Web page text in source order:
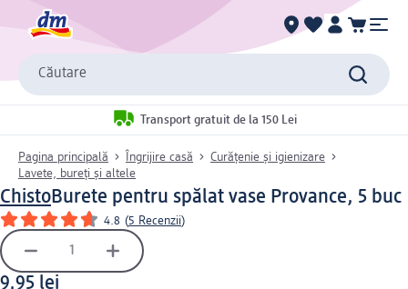
Căutare
Transport gratuit de la 150 Lei
Pagina principală Îngrijire casă
Curățenie și igienizare
Lavete, bureți și altele
ChistoBurete pentru spălat vase Provance, 5 buc
4.8 (5 Recenzii)
9,95 lei